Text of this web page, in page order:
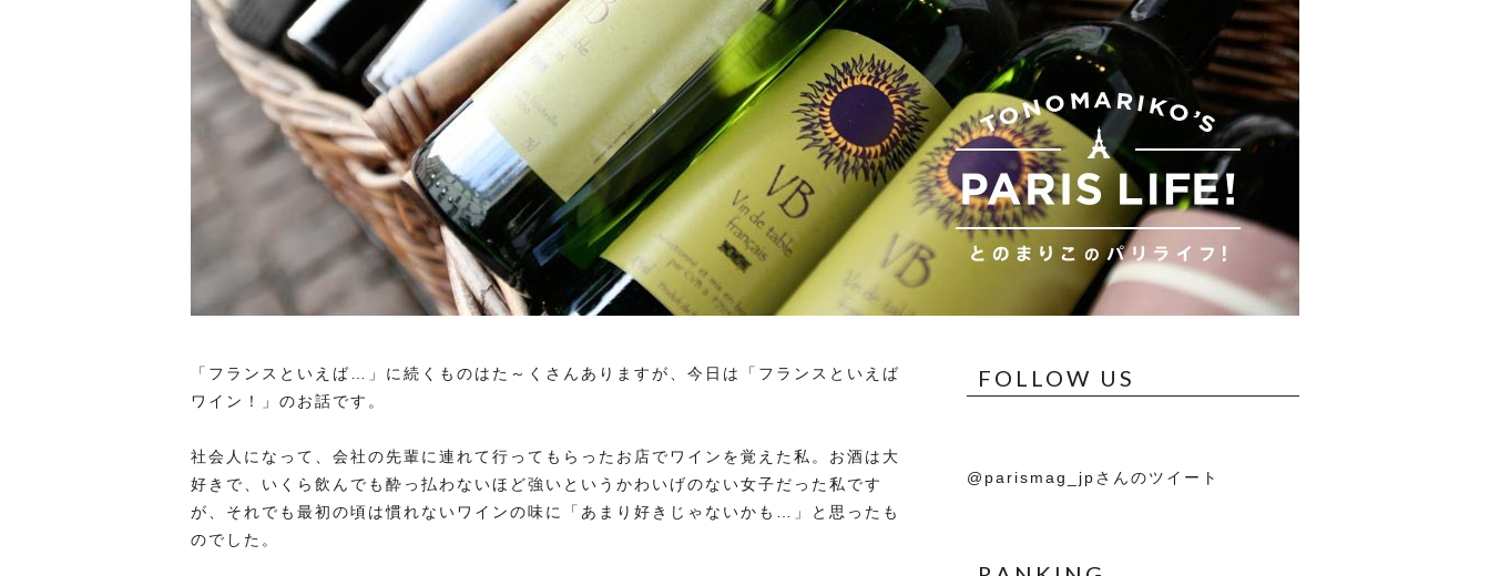
「フランスといえば…」に続くものはた～くさんありますが、今日は「フランスといえば
ワイン！」のお話です。
社会人になって、会社の先輩に連れて行ってもらったお店でワインを覚えた私。お酒は大
好きで、いくら飲んでも酔っ払わないほど強いというかわいげのない女子だった私です
が、それでも最初の頃は慣れないワインの味に「あまり好きじゃないかも…」と思ったも
のでした。
FOLLOW US
@parismag_jpさんのツイート